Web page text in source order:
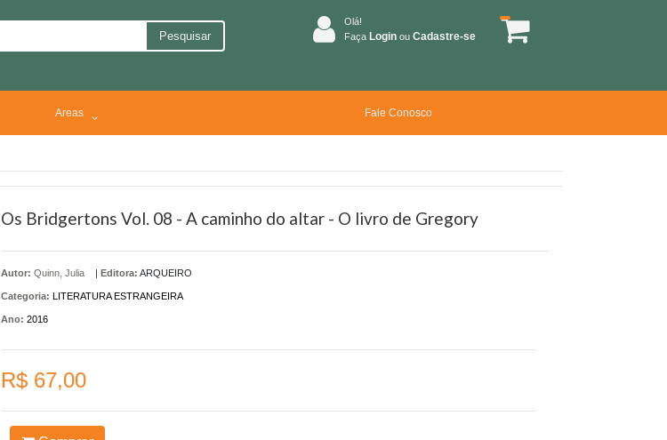
Pesquisar
Olá!
Faça Login ou Cadastre-se
Areas Fale Conosco
Os Bridgertons Vol. 08 - A caminho do altar - O livro de Gregory
Autor: Quinn, Julia | Editora: ARQUEIRO
Categoria: LITERATURA ESTRANGEIRA
Ano: 2016
R$ 67,00